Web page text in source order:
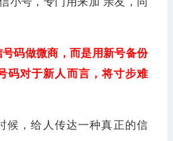
码做微商，而是用新号备份
码对于新人而言，将寸步难
候，给人传达一种真正的信